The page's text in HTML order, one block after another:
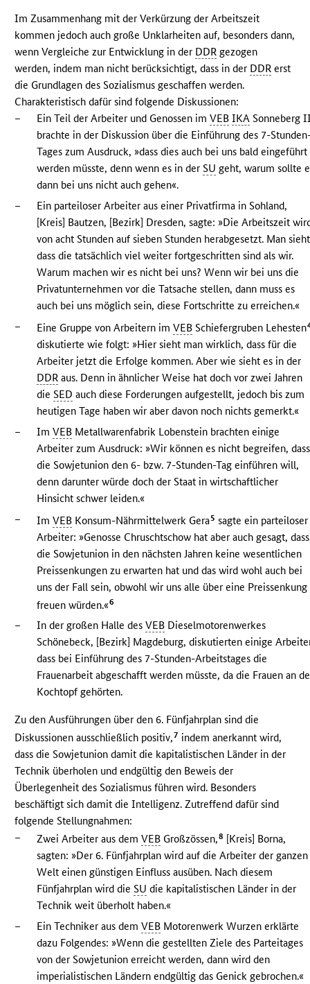
Im Zusammenhang mit der Verkürzung der Arbeitszeit
kommen jedoch auch große Unklarheiten auf, besonders dann,
wenn Vergleiche zur Entwicklung in der DDR gezogen
werden, indem man nicht berücksichtigt, dass in der DDR erst
die Grundlagen des Sozialismus geschaffen werden.
Charakteristisch dafür sind folgende Diskussionen:
–
Ein Teil der Arbeiter und Genossen imVEB IKA Sonneberg
brachte in der Diskussion über die Einführung des 7-
Tages zum Ausdruck, »dass dies auch bei uns bald eingeführt
werden müsste, denn wenn es in derSU geht, warum sollte
dann bei uns nicht auch gehen«.
–
Ein parteiloser Arbeiter aus einer Privatfirma in Sohland,
[Kreis] Bautzen, [Bezirk] Dresden, sagte: »Die Arbeitszeit
von acht Stunden auf sieben Stunden herabgesetzt. Man
dass die tatsächlich viel weiter fortgeschritten sind als wir.
Warum machen wir es nicht bei uns? Wenn wir bei uns die
Privatunternehmen vor die Tatsache stellen, dann muss es
auch bei uns möglich sein, diese Fortschritte zu erreichen.«
–
Eine Gruppe von Arbeitern imVEB Schiefergruben Lehesten
diskutierte wie folgt: »Hier sieht man wirklich, dass für die
Arbeiter jetzt die Erfolge kommen. Aber wie sieht es in der
DDR aus. Denn in ähnlicher Weise hat doch vor zwei Jahren
dieSED auch diese Forderungen aufgestellt, jedoch bis zum
heutigen Tage haben wir aber davon noch nichts gemerkt.«
–
ImVEB Metallwarenfabrik Lobenstein brachten einige
Arbeiter zum Ausdruck: »Wir können es nicht begreifen, dass
die Sowjetunion den 6- bzw. 7-Stunden-Tag einführen will,
denn darunter würde doch der Staat in wirtschaftlicher
Hinsicht schwer leiden.«
–
ImVEB Konsum-Nährmittelwerk Gera5 sagte ein parteiloser
Arbeiter: »Genosse Chruschtschow hat aber auch gesagt, dass
die Sowjetunion in den nächsten Jahren keine wesentlichen
Preissenkungen zu erwarten hat und das wird wohl auch bei
uns der Fall sein, obwohl wir uns alle über eine Preissenkung
freuen würden.«6
– In der großen Halle desVEB Dieselmotorenwerkes
Schönebeck, [Bezirk] Magdeburg, diskutierten einige
dass bei Einführung des 7-Stunden-Arbeitstages die
Frauenarbeit abgeschafft werden müsste, da die Frauen an
Kochtopf gehörten.
Zu den Ausführungen über den 6. Fünfjahrplan sind die
Diskussionen ausschließlich positiv,7 indem anerkannt wird,
dass die Sowjetunion damit die kapitalistischen Länder in der
Technik überholen und endgültig den Beweis der
Überlegenheit des Sozialismus führen wird. Besonders
beschäftigt sich damit die Intelligenz. Zutreffend dafür sind
folgende Stellungnahmen:
–
Zwei Arbeiter aus demVEB Großzössen,8 [Kreis] Borna,
sagten: »Der 6. Fünfjahrplan wird auf die Arbeiter der ganzen
Welt einen günstigen Einfluss ausüben. Nach diesem
Fünfjahrplan wird dieSU die kapitalistischen Länder in der
Technik weit überholt haben.«
–
Ein Techniker aus demVEB Motorenwerk Wurzen erklärte
dazu Folgendes: »Wenn die gestellten Ziele des Parteitages
von der Sowjetunion erreicht werden, dann wird den
imperialistischen Ländern endgültig das Genick gebrochen.«